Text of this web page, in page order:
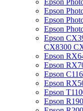
Epson
Epson
Epson
Epson
Epson
CX8300
Epson
Epson
Epson
Epson
Epson
Epson